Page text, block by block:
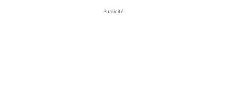
Publicité